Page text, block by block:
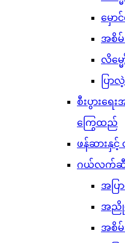
မှော
အစိမ်
လိမ္မ
ပြာ
စီးပွားရေ
ကြွေထည်
ဖန်ဆားနှင့်
ဂယ်လက်
အပ
အညို
အစိ